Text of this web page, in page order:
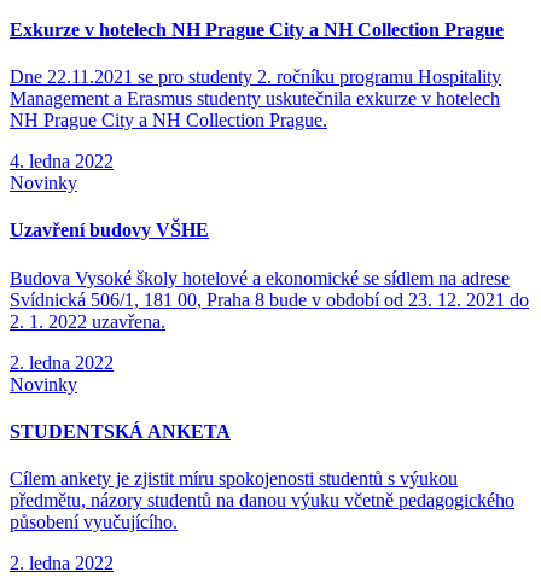
Exkurze v hotelech NH Prague City a NH Collection Prague
Dne 22.11.2021 se pro studenty 2. ročníku programu Hospitality
Management a Erasmus studenty uskutečnila exkurze v hotelech
NH Prague City a NH Collection Prague.
4. ledna 2022
Novinky
Uzavření budovy VŠHE
Budova Vysoké školy hotelové a ekonomické se sídlem na adrese
Svídnická 506/1, 181 00, Praha 8 bude v období od 23. 12. 2021 do
2. 1. 2022 uzavřena.
2. ledna 2022
Novinky
STUDENTSKÁ ANKETA
Cílem ankety je zjistit míru spokojenosti studentů s výukou
předmětu, názory studentů na danou výuku včetně pedagogického
působení vyučujícího.
2. ledna 2022